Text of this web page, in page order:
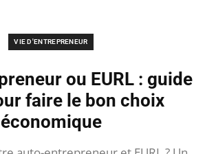
VIE D'ENTREPRENEUR
ou EURL : guide
faire le bon choix
économique